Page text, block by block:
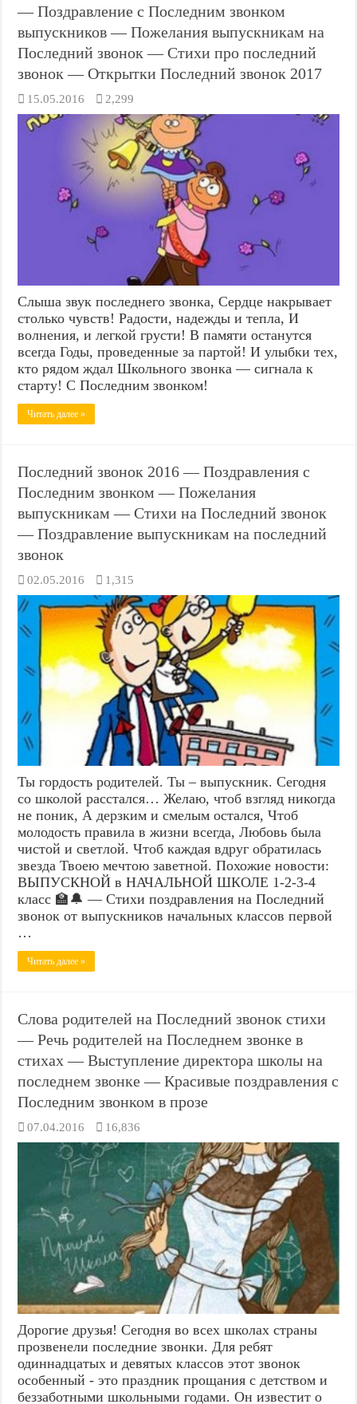
— Поздравление с Последним звонком
выпускников — Пожелания выпускникам на
Последний звонок — Стихи про последний
звонок — Открытки Последний звонок 2017
15.05.2016 2,299
Слыша звук последнего звонка, Сердце накрывает
столько чувств! Радости, надежды и тепла, И
волнения, и легкой грусти! В памяти останутся
всегда Годы, проведенные за партой! И улыбки тех,
кто рядом ждал Школьного звонка — сигнала к
старту! С Последним звонком!
Читать далее »
Последний звонок 2016 — Поздравления с
Последним звонком — Пожелания
выпускникам — Стихи на Последний звонок
— Поздравление выпускникам на последний
звонок
02.05.2016 1,315
Ты гордость родителей. Ты – выпускник. Сегодня
со школой расстался… Желаю, чтоб взгляд никогда
не поник, А дерзким и смелым остался, Чтоб
молодость правила в жизни всегда, Любовь была
чистой и светлой. Чтоб каждая вдруг обратилась
звезда Твоею мечтою заветной. Похожие новости:
ВЫПУСКНОЙ в НАЧАЛЬНОЙ ШКОЛЕ 1-2-3-4
класс 🏫🔔 — Стихи поздравления на Последний
звонок от выпускников начальных классов первой
…
Читать далее »
Слова родителей на Последний звонок стихи
— Речь родителей на Последнем звонке в
стихах — Выступление директора школы на
последнем звонке — Красивые поздравления с
Последним звонком в прозе
07.04.2016 16,836
Дорогие друзья! Сегодня во всех школах страны
прозвенели последние звонки. Для ребят
одиннадцатых и девятых классов этот звонок
особенный - это праздник прощания с детством и
беззаботными школьными годами. Он известит о